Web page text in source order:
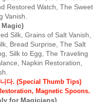
Restored Watch, The Sweet
Vanish.
Magic)
Silk, Grains of Salt Vanish,
Bread Surprise, The Salt
Silk to Egg, The Traveling
Napkin Restoration,
다. (Special Thumb Tips)
Magnetic Spoons.
for Magicians)